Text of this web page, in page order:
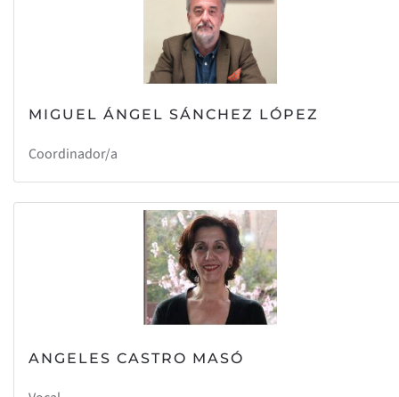
MIGUEL ÁNGEL SÁNCHEZ LÓPEZ
Coordinador/a
ANGELES CASTRO MASÓ